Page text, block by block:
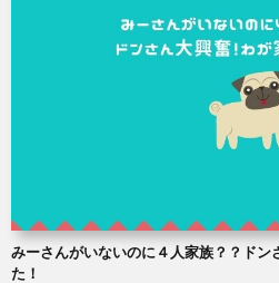
みーさんがいないのに４人家族？？ドン
た！